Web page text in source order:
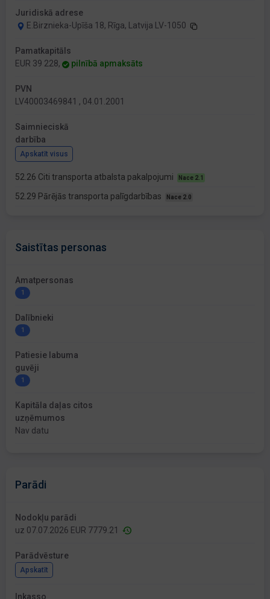
Juridiskā adrese
E.Birznieka-Upīša 18, Rīga, Latvija LV-1050
Pamatkapitāls
EUR 39 228,
pilnībā apmaksāts
PVN
LV40003469841 , 04.01.2001
Saimnieciskā
darbība
Apskatīt visus
52.26 Citi transporta atbalsta pakalpojumi Nace 2.1
52.29 Pārējās transporta palīgdarbības Nace 2.0
Saistītas personas
Amatpersonas
1
Dalībnieki
1
Patiesie labuma
guvēji
1
Kapitāla daļas citos
uzņēmumos
Nav datu
Parādi
Nodokļu parādi
uz 07.07.2026 EUR 7779.21
Parādvēsture
Apskatīt
Inkasso